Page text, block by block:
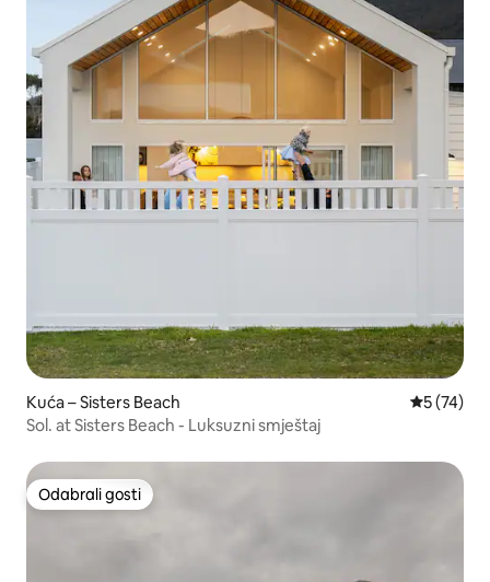
Kuća – Sisters Beach Prosječna
5 (74)
Sol. at Sisters Beach - Luksuzni smještaj
Odabrali gosti
Odabrali gosti